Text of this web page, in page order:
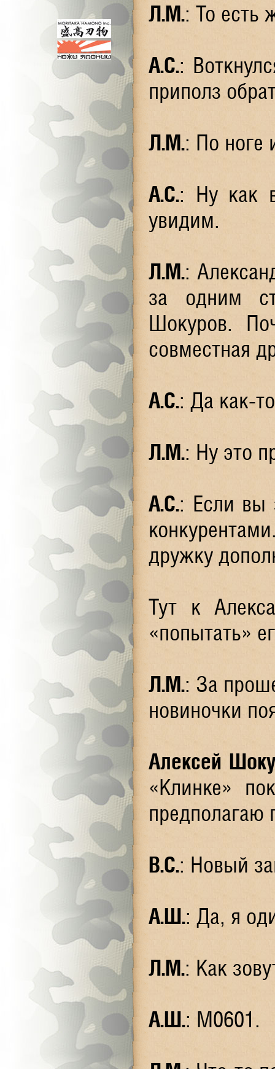
Л.М.: То есть
А.С.:
приполз
Л.М.: По ноге
А.С.: Ну как
увидим.
Л.М.:
за одним
Шокуров.
совместная
А.С.: Да как-
Л.М.: Ну это
А.С.: Если вы
дружку
Тут к
«попытать»
Л.М.: За
новиночки
Алексей
«Клинке»
предполагаю
В.С.: Новый
А.Ш.: Да, я
Л.М.: Как
А.Ш.: М0601.